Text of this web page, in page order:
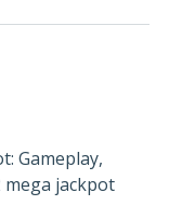
Gameplay,
jackpot